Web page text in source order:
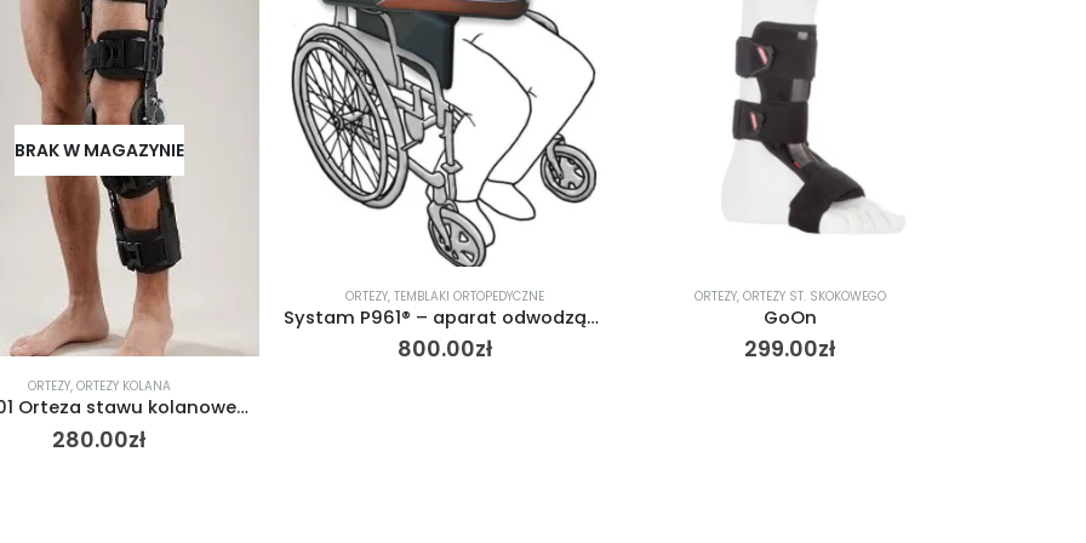
,TEMBLAKI ORTOPEDYCZNE
800.00 zł
ORTEZY,ORTEZY ST. SKOKOWEGO
GoOn
299.00
ORTEZY,ORTEZY ST. ŁOKCIOWEGO
350.00